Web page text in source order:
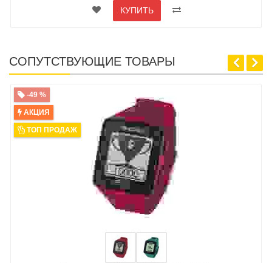
КУПИТЬ
СОПУТСТВУЮЩИЕ ТОВАРЫ
-49 %
АКЦИЯ
ТОП ПРОДАЖ